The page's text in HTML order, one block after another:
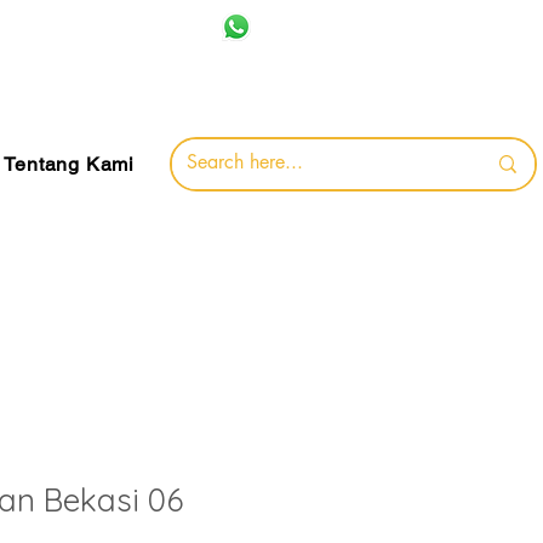
Tentang Kami
Bekasi 06